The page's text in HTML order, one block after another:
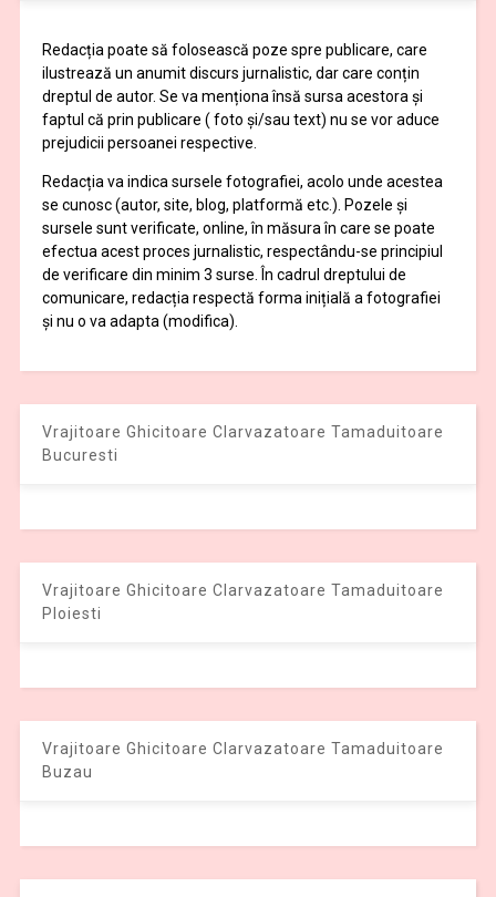
Redacția poate să folosească poze spre publicare, care
ilustrează un anumit discurs jurnalistic, dar care conțin
dreptul de autor. Se va menționa însă sursa acestora și
faptul că prin publicare ( foto și/sau text) nu se vor aduce
prejudicii persoanei respective.
Redacția va indica sursele fotografiei, acolo unde acestea
se cunosc (autor, site, blog, platformă etc.). Pozele și
sursele sunt verificate, online, în măsura în care se poate
efectua acest proces jurnalistic, respectându-se principiul
de verificare din minim 3 surse. În cadrul dreptului de
comunicare, redacția respectă forma inițială a fotografiei
și nu o va adapta (modifica).
Vrajitoare Ghicitoare Clarvazatoare Tamaduitoare
Bucuresti
Vrajitoare Ghicitoare Clarvazatoare Tamaduitoare
Ploiesti
Vrajitoare Ghicitoare Clarvazatoare Tamaduitoare
Buzau